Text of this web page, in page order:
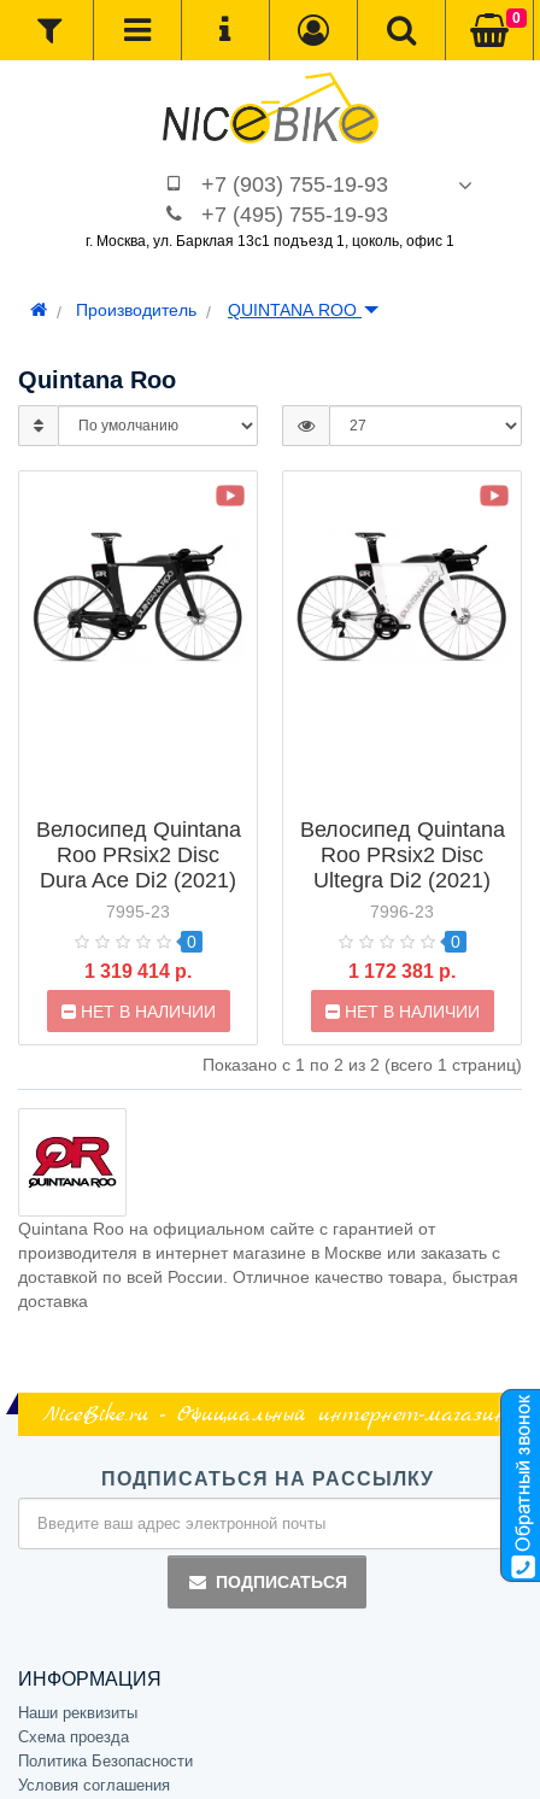
+7 (903) 755-19-93
+7 (495) 755-19-93
г. Москва, ул. Барклая 13с1 подъезд 1, цоколь, офис 1
0
Производитель QUINTANA ROO
Quintana Roo
Велосипед Quintana
Roo PRsix2 Disc
Dura Ace Di2 (2021)
7995-23
0
1 319 414 р.
НЕТ В НАЛИЧИИ
Велосипед Quintana
Roo PRsix2 Disc
Ultegra Di2 (2021)
7996-23
0
1 172 381 р.
НЕТ В НАЛИЧИИ
Показано с 1 по 2 из 2 (всего 1 страниц)
Quintana Roo на официальном сайте с гарантией от
производителя в интернет магазине в Москве или заказать с
доставкой по всей России. Отличное качество товара, быстрая
доставка
NiceBike.ru - Официальный интернет-магазин
ПОДПИСАТЬСЯ НА РАССЫЛКУ
ПОДПИСАТЬСЯ
ИНФОРМАЦИЯ
Наши реквизиты
Схема проезда
Политика Безопасности
Условия соглашения